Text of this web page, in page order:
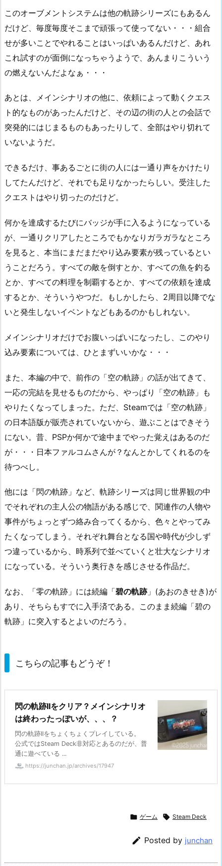
このオーブメントシステムは他の軌跡シリーズにもあるん
だけど、毎度毎度そこまで頑張って使ってない・・・組合
せが多いことでやれることはいっぱいあるんだけど、あれ
これ試すのが面倒になっちゃうようで、あんまりこういう
の燃えないんだよなぁ・・・
あとは、メインシナリオの他に、依頼によって動くクエス
ト的なものがあったんだけど、その辺の街の人との会話で
突発的にはじまるものもあったりして、全部はやり切れて
いないようだ。
できるだけ、事あるごとに街の人には一通り声をかけたり
してたんだけど、それでも足りなかったらしい。受注した
クエストはやり切ったのだけど。
何かを達成するたびにバッジが手に入るようになっている
が、一通りクリアしたところでもかなりガラガラなところ
を見ると、本当にまだまだやり込み要素が残っているとい
うことだろう。すべての敵を倒すとか、すべての魚を釣る
とか、すべての料理を制覇するとか、すべての依頼を達成
するとか、そういうやつだ。もしかしたら、2周目以降でな
いと発生しないイベントなどもあるのかもしれない。
メインシナリオだけでお腹いっぱいになったし、このやり
込み要素については、ひとまずいいかな・・・
また、本編の中で、前作の「空の軌跡」の話が出てきて、
一応の完結を見せるものだから、やっぱり「空の軌跡」も
やりたくなってしまった。ただ、Steamでは「空の軌跡」
の日本語版が販売されていないから、遊ぶことはできそう
にない。昔、PSPか何かで途中までやった覚えはあるのだ
が・・・日本ファルコムさんが？なんとかしてくれるのを
待つべし。
他には「閃の軌跡」など、軌跡シリーズは同じ世界観の中
でそれぞれの主人公の物語がある感じで、関連作の人物や
事件がちょっとずつ絡み合ってくるから、色々とやってみ
たくなってしまう。それぞれ舞台となる国や時代が少しず
つ違っているから、時系列で並べていくと壮大なシナリオ
になっている。そういう奥行きを感じさせる作品だ。
なお、「零の軌跡」には続編「碧の軌跡」(あおのきせき)が
あり、そちらもすでに入手済である。このまま続編「碧の
軌跡」に突入するとよいのだろう。
こちらの記事もどうぞ！
閃の軌跡IIをクリア？メインシナリオ
は終わったっぽいが、、、？
閃の軌跡IIをちょくちょくプレイしている。
公式ではSteam Deck非対応とあるのだが、普
通に遊べている ...
https://junchan.jp/archives/17947
 ゲーム  Steam Deck
 Posted by junchan